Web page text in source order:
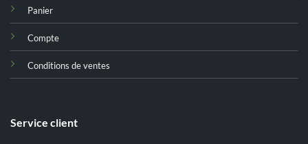
Panier
Compte
Conditions de ventes
Service client